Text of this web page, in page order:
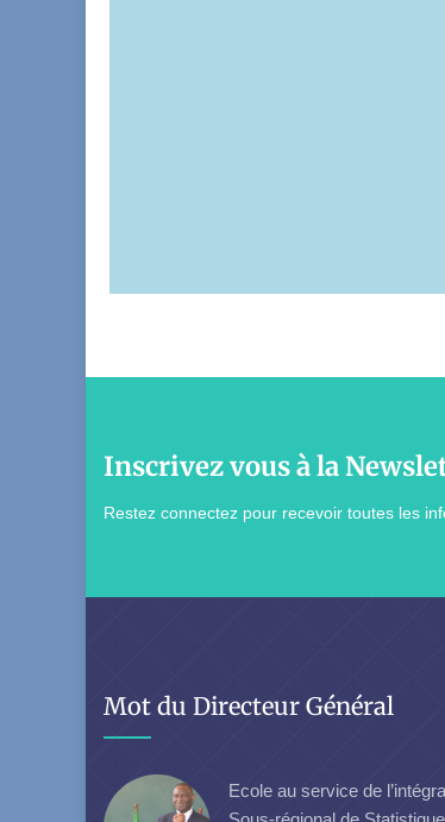
Inscrivez vous à la
Restez connectez pour recevoir toutes les
Mot du Directeur Général
Ecole au service de